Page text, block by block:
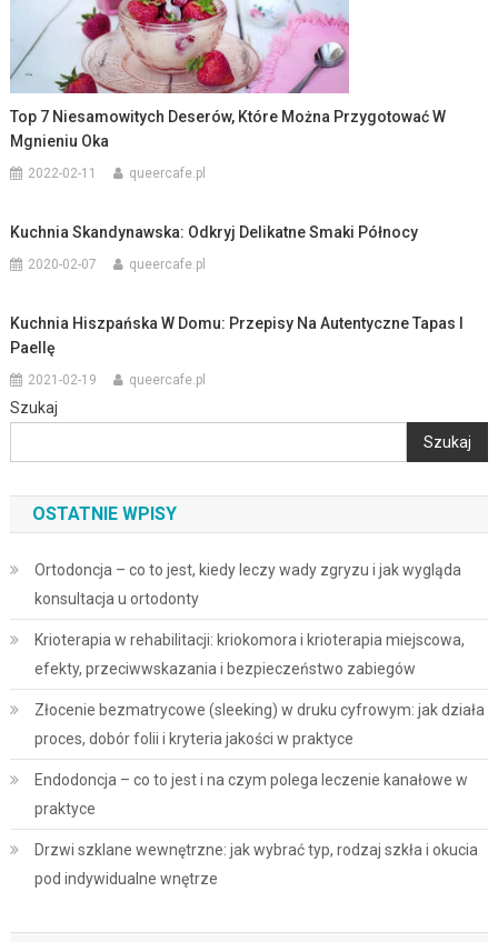
Top 7 Niesamowitych Deserów, Które Można Przygotować W
Mgnieniu Oka
2022-02-11 queercafe.pl
Kuchnia Skandynawska: Odkryj Delikatne Smaki Północy
2020-02-07 queercafe.pl
Kuchnia Hiszpańska W Domu: Przepisy Na Autentyczne Tapas I
Paellę
2021-02-19 queercafe.pl
Szukaj
Szukaj
OSTATNIE WPISY
Ortodoncja – co to jest, kiedy leczy wady zgryzu i jak wygląda
konsultacja u ortodonty
Krioterapia w rehabilitacji: kriokomora i krioterapia miejscowa,
efekty, przeciwwskazania i bezpieczeństwo zabiegów
Złocenie bezmatrycowe (sleeking) w druku cyfrowym: jak działa
proces, dobór folii i kryteria jakości w praktyce
Endodoncja – co to jest i na czym polega leczenie kanałowe w
praktyce
Drzwi szklane wewnętrzne: jak wybrać typ, rodzaj szkła i okucia
pod indywidualne wnętrze